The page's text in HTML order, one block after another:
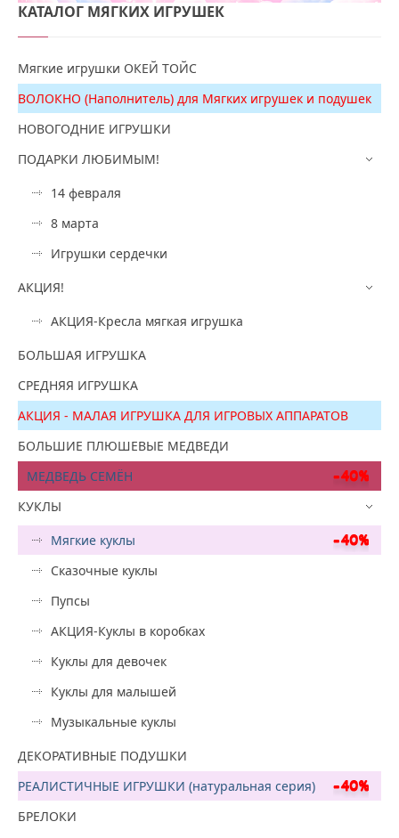
КАТАЛОГ МЯГКИХ ИГРУШЕК
Мягкие игрушки ОКЕЙ ТОЙС
ВОЛОКНО (Наполнитель) для Мягких игрушек и подушек
НОВОГОДНИЕ ИГРУШКИ
ПОДАРКИ ЛЮБИМЫМ!
14 февраля
8 марта
Игрушки сердечки
АКЦИЯ!
АКЦИЯ-Кресла мягкая игрушка
БОЛЬШАЯ ИГРУШКА
СРЕДНЯЯ ИГРУШКА
АКЦИЯ - МАЛАЯ ИГРУШКА ДЛЯ ИГРОВЫХ АППАРАТОВ
БОЛЬШИЕ ПЛЮШЕВЫЕ МЕДВЕДИ
МЕДВЕДЬ СЕМЁН
КУКЛЫ
Мягкие куклы
Сказочные куклы
Пупсы
АКЦИЯ-Куклы в коробках
Куклы для девочек
Куклы для малышей
Музыкальные куклы
ДЕКОРАТИВНЫЕ ПОДУШКИ
РЕАЛИСТИЧНЫЕ ИГРУШКИ (натуральная серия)
БРЕЛОКИ